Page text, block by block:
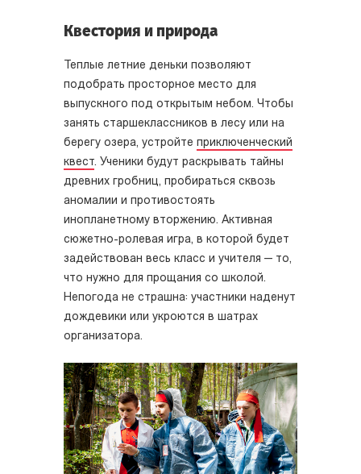
Квестория и природа
Теплые летние деньки позволяют
подобрать просторное место для
выпускного под открытым небом. Чтобы
занять старшеклассников в лесу или на
берегу озера, устройте приключенческий
квест. Ученики будут раскрывать тайны
древних гробниц, пробираться сквозь
аномалии и противостоять
инопланетному вторжению. Активная
сюжетно-ролевая игра, в которой будет
задействован весь класс и учителя — то,
что нужно для прощания со школой.
Непогода не страшна: участники наденут
дождевики или укроются в шатрах
организатора.